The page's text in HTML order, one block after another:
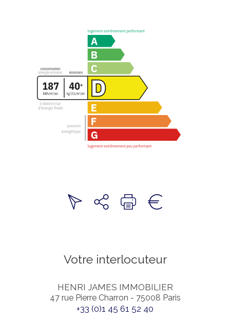
Votre interlocuteur
HENRI JAMES IMMOBILIER
47 rue Pierre Charron - 75008 Paris
+33 (0)1 45 61 52 40